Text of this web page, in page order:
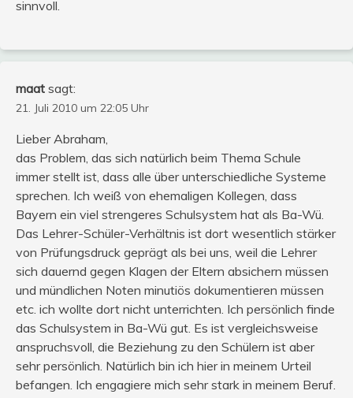
sinnvoll.
maat sagt:
21. Juli 2010 um 22:05 Uhr
Lieber Abraham,
das Problem, das sich natürlich beim Thema Schule
immer stellt ist, dass alle über unterschiedliche Systeme
sprechen. Ich weiß von ehemaligen Kollegen, dass
Bayern ein viel strengeres Schulsystem hat als Ba-Wü.
Das Lehrer-Schüler-Verhältnis ist dort wesentlich stärker
von Prüfungsdruck geprägt als bei uns, weil die Lehrer
sich dauernd gegen Klagen der Eltern absichern müssen
und mündlichen Noten minutiös dokumentieren müssen
etc. ich wollte dort nicht unterrichten. Ich persönlich finde
das Schulsystem in Ba-Wü gut. Es ist vergleichsweise
anspruchsvoll, die Beziehung zu den Schülern ist aber
sehr persönlich. Natürlich bin ich hier in meinem Urteil
befangen. Ich engagiere mich sehr stark in meinem Beruf.